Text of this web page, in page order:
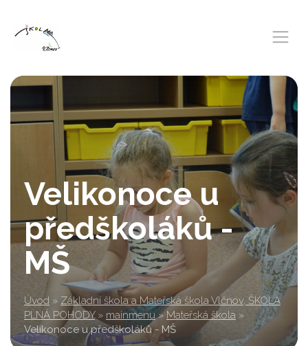
Velikonoce u
předškoláků -
MŠ
Úvod » Základní škola a Mateřská škola Vlčnov, ŠKOLA
PLNÁ POHODY » mainmenu » Mateřská škola »
Velikonoce u předškoláků - MŠ